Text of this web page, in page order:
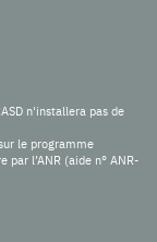
n'installera pas de
le programme
par l’ANR (aide n° ANR-